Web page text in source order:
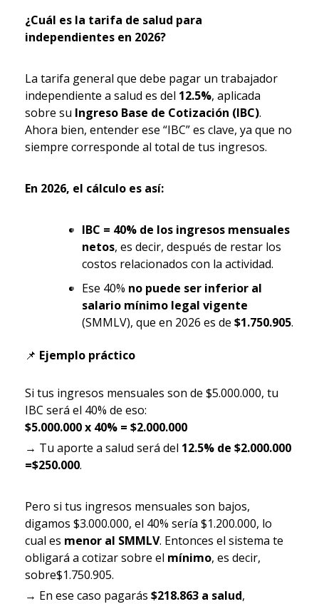
¿Cuál es la tarifa de salud para
independientes en 2026?
La tarifa general que debe pagar un trabajador
independiente a salud es del 12.5%, aplicada
sobre su Ingreso Base de Cotización (IBC).
Ahora bien, entender ese “IBC” es clave, ya que no
siempre corresponde al total de tus ingresos.
En 2026, el cálculo es así:
IBC = 40% de los ingresos mensuales
netos, es decir, después de restar los
costos relacionados con la actividad.
Ese 40% no puede ser inferior al
salario mínimo legal vigente
(SMMLV), que en 2026 es de $1.750.905.
📌 Ejemplo práctico
Si tus ingresos mensuales son de $5.000.000, tu
IBC será el 40% de eso:
$5.000.000 x 40% = $2.000.000
→ Tu aporte a salud será del 12.5% de $2.000.000
=$250.000.
Pero si tus ingresos mensuales son bajos,
digamos $3.000.000, el 40% sería $1.200.000, lo
cual es menor al SMMLV. Entonces el sistema te
obligará a cotizar sobre el mínimo, es decir,
sobre$1.750.905.
→ En ese caso pagarás $218.863 a salud,